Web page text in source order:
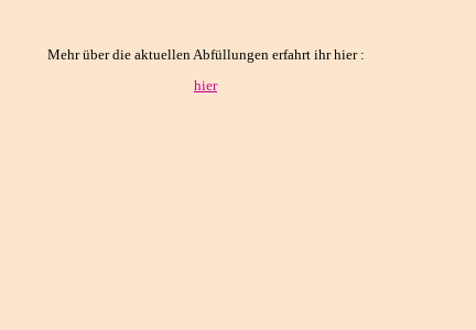
Mehr über die aktuellen Abfüllungen erfahrt ihr hier :
hier